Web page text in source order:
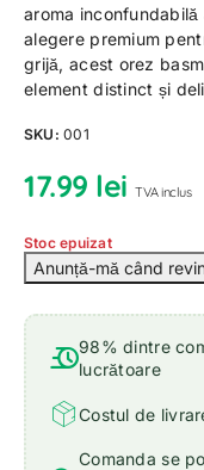
aroma
alegere premium
grijă, acest orez
element distinct și
SKU:001
17.99 lei TVA inclus
Stoc epuizat
98% dintre
lucrătoare
Costul de
Comanda se